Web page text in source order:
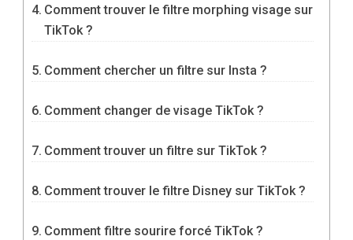
Comment trouver le filtre morphing visage sur
TikTok ?
Comment chercher un filtre sur Insta ?
Comment changer de visage TikTok ?
Comment trouver un filtre sur TikTok ?
Comment trouver le filtre Disney sur TikTok ?
Comment filtre sourire forcé TikTok ?